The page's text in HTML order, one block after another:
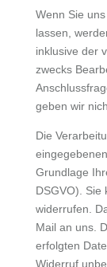
Wenn Sie
lassen,
inklusive der
zwecks
geben wir
Die
Grundlage
DSGVO). Sie
widerrufen.
Mail an uns.
erfolgten
Widerruf